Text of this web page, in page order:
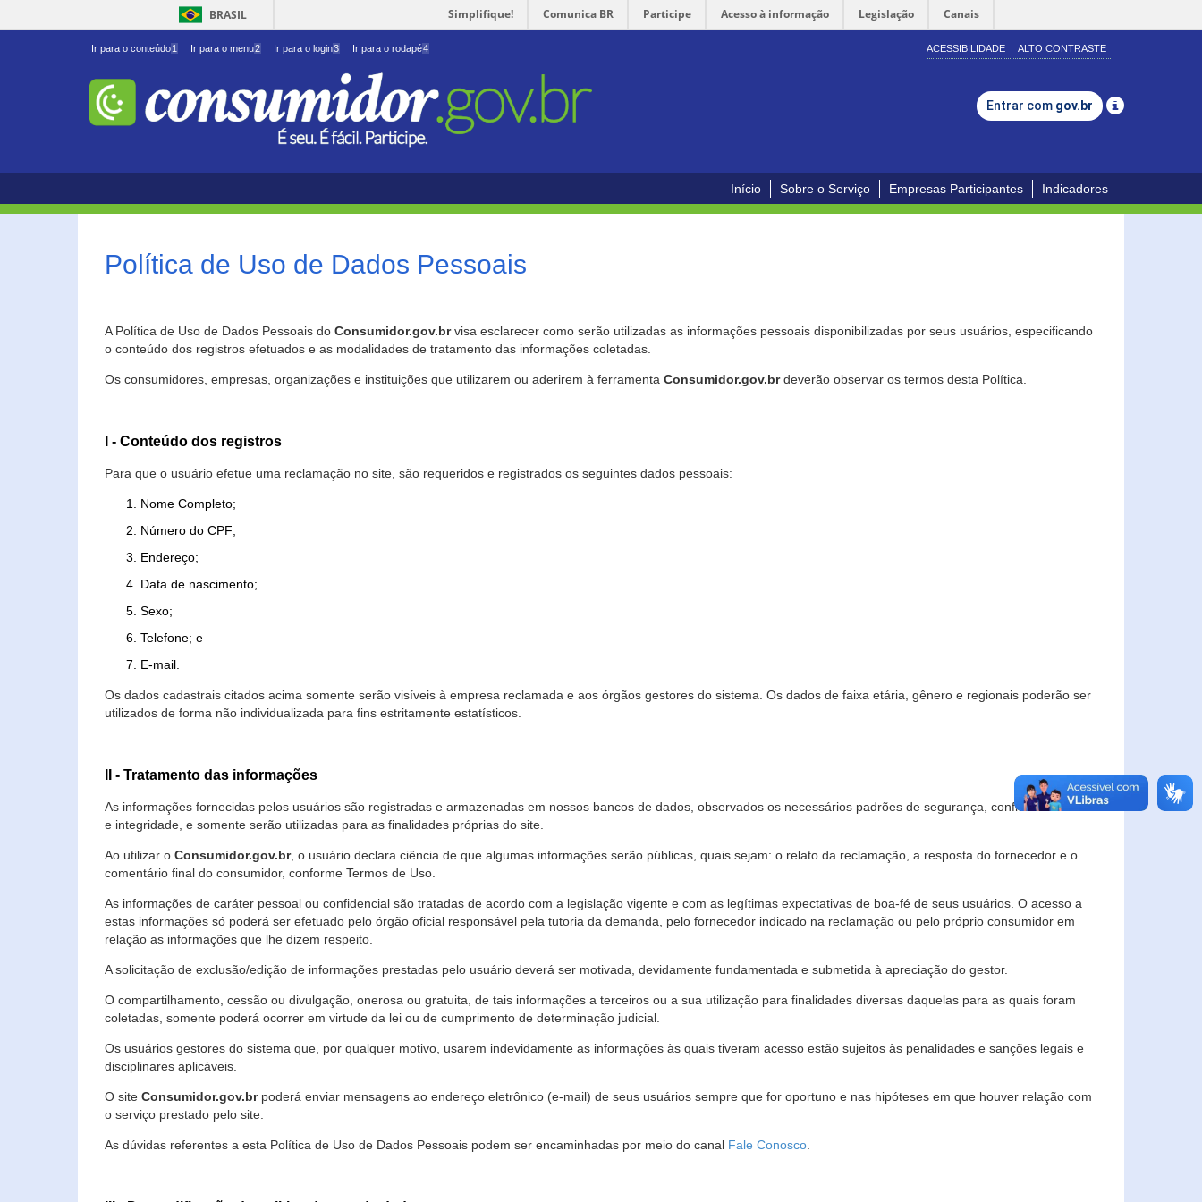
BRASIL Simplifique! Comunica BR Participe Acesso à informação Legislação Canais
Ir para o conteúdo1 Ir para o menu2 Ir para o login3 Ir para o rodapé4 ACESSIBILIDADE ALTO CONTRASTE
Entrar com gov.br
Início Sobre o Serviço Empresas Participantes Indicadores
Política de Uso de Dados Pessoais
A Política de Uso de Dados Pessoais do Consumidor.gov.brvisa esclarecer como serão utilizadas as informações pessoais disponibilizadas por seus usuários, especificando
o conteúdo dos registros efetuados e as modalidades de tratamento das informações coletadas.
Os consumidores, empresas, organizações e instituições que utilizarem ou aderirem à ferramenta Consumidor.gov.brdeverão observar os termos desta Política.
I - Conteúdo dos registros
Para que o usuário efetue uma reclamação no site, são requeridos e registrados os seguintes dados pessoais:
Nome Completo;
Número do CPF;
Endereço;
Data de nascimento;
Sexo;
Telefone; e
E-mail.
Os dados cadastrais citados acima somente serão visíveis à empresa reclamada e aos órgãos gestores do sistema. Os dados de faixa etária, gênero e regionais poderão ser
utilizados de forma não individualizada para fins estritamente estatísticos.
II - Tratamento das informações
As informações fornecidas pelos usuários são registradas e armazenadas em nossos bancos de dados, observados os necessários padrões de segurança, confidencialidade
e integridade, e somente serão utilizadas para as finalidades próprias do site.
Ao utilizar o Consumidor.gov.br, o usuário declara ciência de que algumas informações serão públicas, quais sejam: o relato da reclamação, a resposta do fornecedor e o
comentário final do consumidor, conforme Termos de Uso.
As informações de caráter pessoal ou confidencial são tratadas de acordo com a legislação vigente e com as legítimas expectativas de boa-fé de seus usuários. O acesso a
estas informações só poderá ser efetuado pelo órgão oficial responsável pela tutoria da demanda, pelo fornecedor indicado na reclamação ou pelo próprio consumidor em
relação as informações que lhe dizem respeito.
A solicitação de exclusão/edição de informações prestadas pelo usuário deverá ser motivada, devidamente fundamentada e submetida à apreciação do gestor.
O compartilhamento, cessão ou divulgação, onerosa ou gratuita, de tais informações a terceiros ou a sua utilização para finalidades diversas daquelas para as quais foram
coletadas, somente poderá ocorrer em virtude da lei ou de cumprimento de determinação judicial.
Os usuários gestores do sistema que, por qualquer motivo, usarem indevidamente as informações às quais tiveram acesso estão sujeitos às penalidades e sanções legais e
disciplinares aplicáveis.
O site Consumidor.gov.brpoderá enviar mensagens ao endereço eletrônico (e-mail) de seus usuários sempre que for oportuno e nas hipóteses em que houver relação com
o serviço prestado pelo site.
As dúvidas referentes a esta Política de Uso de Dados Pessoais podem ser encaminhadas por meio do canal Fale Conosco